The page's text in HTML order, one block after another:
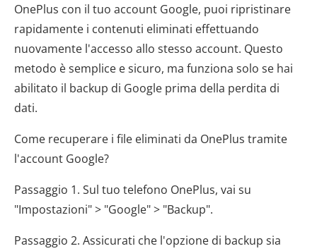
OnePlus con il tuo account Google, puoi ripristinare
rapidamente i contenuti eliminati effettuando
nuovamente l'accesso allo stesso account. Questo
metodo è semplice e sicuro, ma funziona solo se hai
abilitato il backup di Google prima della perdita di
dati.
Come recuperare i file eliminati da OnePlus tramite
l'account Google?
Passaggio 1. Sul tuo telefono OnePlus, vai su
"Impostazioni" > "Google" > "Backup".
Passaggio 2. Assicurati che l'opzione di backup sia